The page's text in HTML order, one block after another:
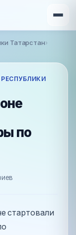
Татарстан›
по
стартовали